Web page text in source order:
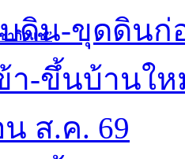
ากิวแช”
ดิน-ขุดดินก่
า-ขึ้นบ้านใ
ส.ค. 69